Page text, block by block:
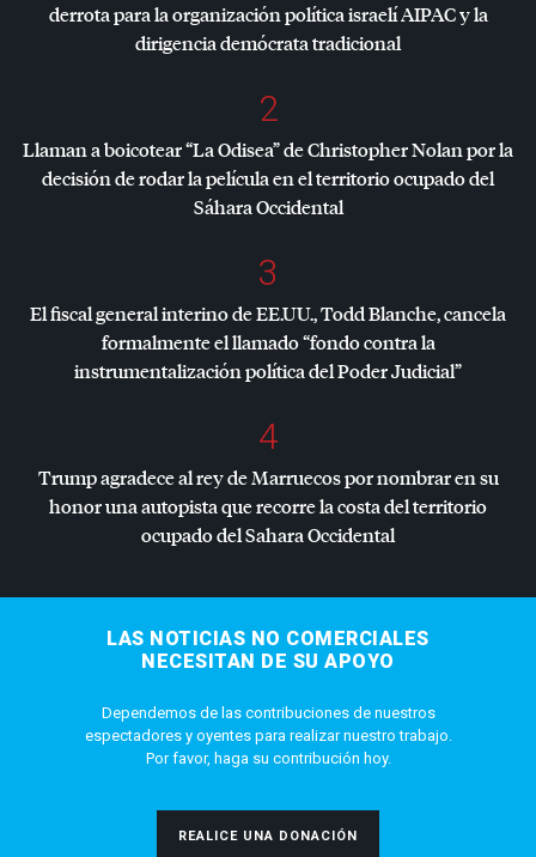
derrota para la organización política israelíAIPACy la
dirigencia demócrata tradicional
2
Llaman a boicotear “La Odisea” de Christopher Nolan por la
decisión de rodar la película en el territorio ocupado del
Sáhara Occidental
3
El fiscal general interino de EE.UU., Todd Blanche, cancela
formalmente el llamado “fondo contra la
instrumentalización política del Poder Judicial”
4
Trump agradece al rey de Marruecos por nombrar en su
honor una autopista que recorre la costa del territorio
ocupado del Sahara Occidental
LAS NOTICIAS NO COMERCIALES
NECESITAN DE SU APOYO
Dependemos de las contribuciones de nuestros
espectadores y oyentes para realizar nuestro trabajo.
Por favor, haga su contribución hoy.
REALICE UNA DONACIÓN